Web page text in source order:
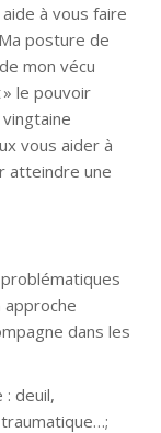
à vous faire
posture de
mon vécu
» le pouvoir
vous aider à
atteindre une
approche
dans les
deuil,